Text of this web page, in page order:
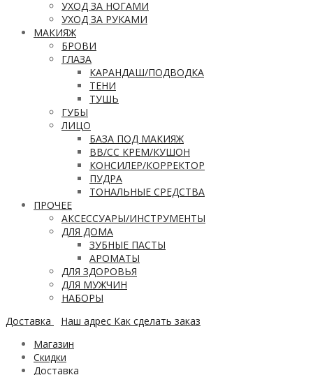
УХОД ЗА НОГАМИ
УХОД ЗА РУКАМИ
МАКИЯЖ
БРОВИ
ГЛАЗА
КАРАНДАШ/ПОДВОДКА
ТЕНИ
ТУШЬ
ГУБЫ
ЛИЦО
БАЗА ПОД МАКИЯЖ
ВВ/CC КРЕМ/КУШОН
КОНСИЛЕР/КОРРЕКТОР
ПУДРА
ТОНАЛЬНЫЕ СРЕДСТВА
ПРОЧЕЕ
АКСЕССУАРЫ/ИНСТРУМЕНТЫ
ДЛЯ ДОМА
ЗУБНЫЕ ПАСТЫ
АРОМАТЫ
ДЛЯ ЗДОРОВЬЯ
ДЛЯ МУЖЧИН
НАБОРЫ
Доставка
Наш адрес Как сделать заказ
Магазин
Скидки
Доставка